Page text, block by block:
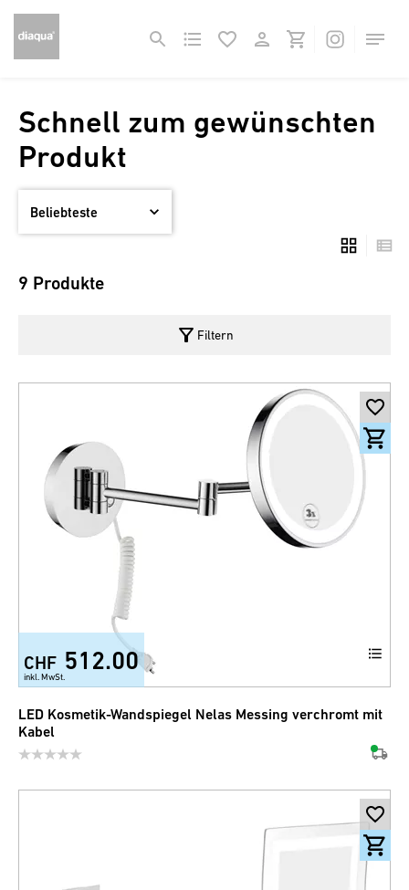
Schnell zum gewünschten
Produkt
9 Produkte
filter_alt Filtern
CHF 512.00
inkl. MwSt.
LED Kosmetik-Wandspiegel Nelas Messing verchromt mit
Kabel